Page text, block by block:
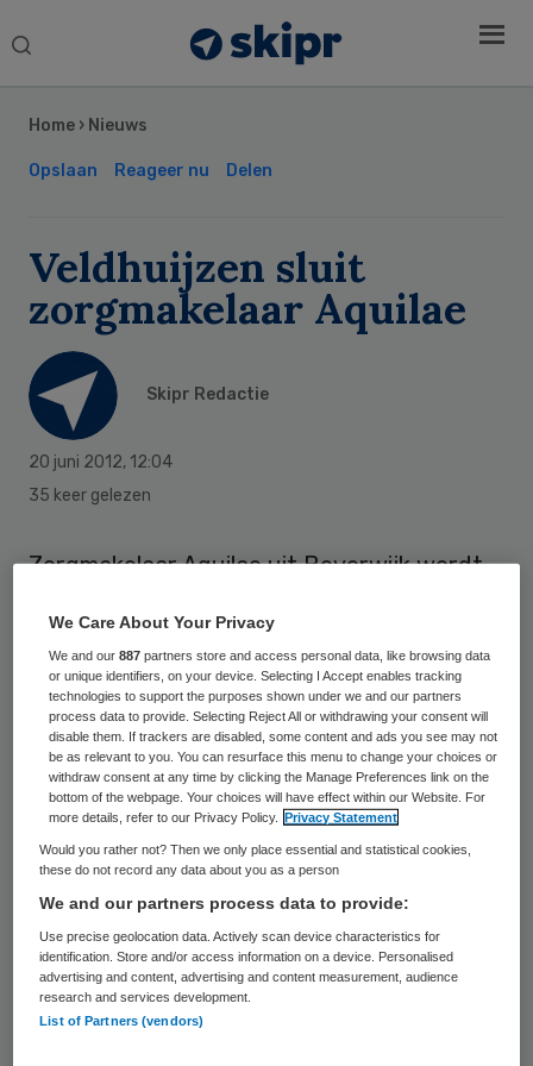
Search
Home › Nieuws
Opslaan Reageer nu Delen
Veldhuijzen sluit
zorgmakelaar Aquilae
Skipr Redactie
20 juni 2012, 12:04
35 keer gelezen
Zorgmakelaar Aquilae uit Beverwijk wordt
van Zanten van Volksgezondheid gesloten.
Dat gebeurde volgens een verklaring van
haar departement woensdag op advies van
de Inspectie voor de Gezondheidszorg
(IGZ).
Cliënten vanAquilae liepen volgens de
IGZ
“een hoog tot zeer hoog risico” op het
terrein van psychisch welbevinden,
bewegingsvrijheid en kwaliteit van
personeel. De staatssecretaris zag weinig
perspectief voor verbetering.
Sidebar
We Care About Your Privacy
We and our887 partners store and access personal data, like browsing data
or unique identifiers, on your device. Selecting I Accept enables tracking
technologies to support the purposes shown under we and our partners
process data to provide. Selecting Reject All or withdrawing your consent will
disable them. If trackers are disabled, some content and ads you see may not
be as relevant to you. You can resurface this menu to change your choices or
withdraw consent at any time by clicking the Manage Preferences link on the
bottom of the webpage. Your choices will have effect within our Website. For
more details, refer to our Privacy Policy.
Privacy Statement
Would you rather not? Then we only place essential and statistical cookies,
these do not record any data about you as a person
We and our partners process data to provide:
Use precise geolocation data. Actively scan device characteristics for
identification. Store and/or access information on a device. Personalised
advertising and content, advertising and content measurement, audience
research and services development.
List of Partners (vendors)